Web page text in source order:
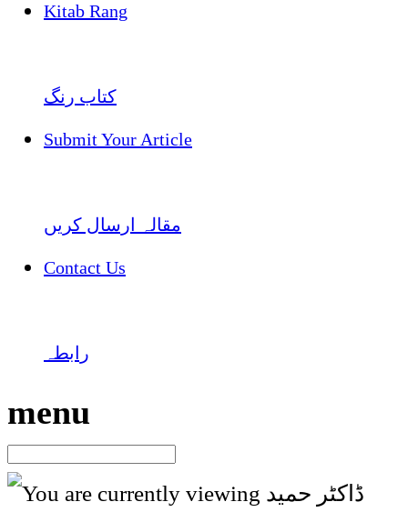
Kitab Rang
کتاب رنگ
Submit Your Article
مقالہ ارسال کریں
Contact Us
رابطہ
menu